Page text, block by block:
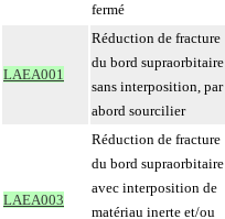
fermé
LAEA001
Réduction de fracture
du bord supraorbitaire
sans interposition, par
abord sourcilier
LAEA003
Réduction de fracture
du bord supraorbitaire
avec interposition de
matériau inerte et/ou